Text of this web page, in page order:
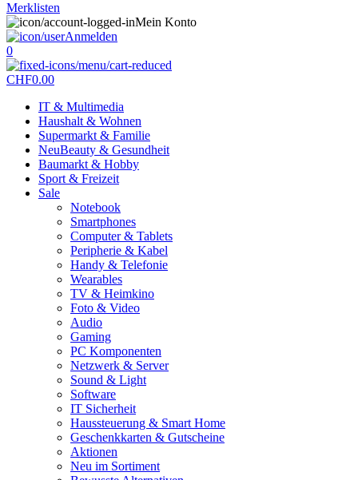
Merklisten
Mein Konto
Anmelden
0
CHF0.00
IT & Multimedia
Haushalt & Wohnen
Supermarkt & Familie
NeuBeauty & Gesundheit
Baumarkt & Hobby
Sport & Freizeit
Sale
Notebook
Smartphones
Computer & Tablets
Peripherie & Kabel
Handy & Telefonie
Wearables
TV & Heimkino
Foto & Video
Audio
Gaming
PC Komponenten
Netzwerk & Server
Sound & Light
Software
IT Sicherheit
Haussteuerung & Smart Home
Geschenkkarten & Gutscheine
Aktionen
Neu im Sortiment